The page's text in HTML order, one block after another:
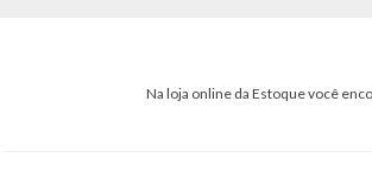
Na loja online da Estoque você